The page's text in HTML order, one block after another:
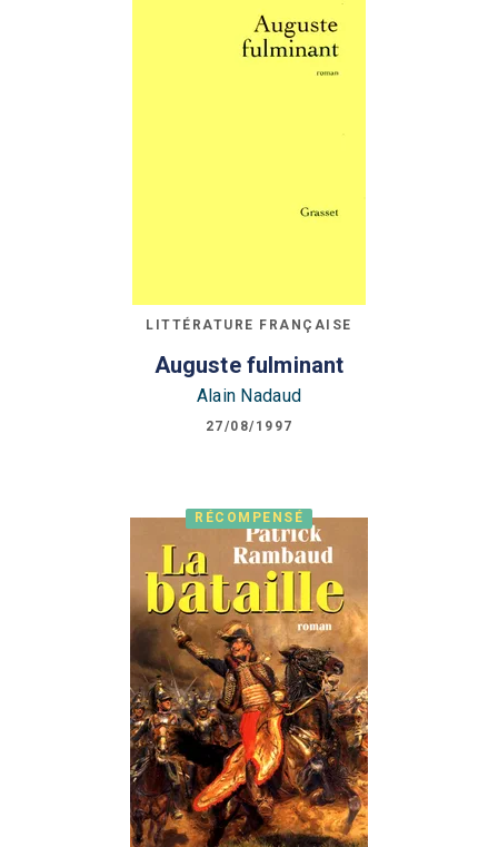
LITTÉRATURE FRANÇAISE
Auguste fulminant
Alain Nadaud
27/08/1997
RÉCOMPENSÉ